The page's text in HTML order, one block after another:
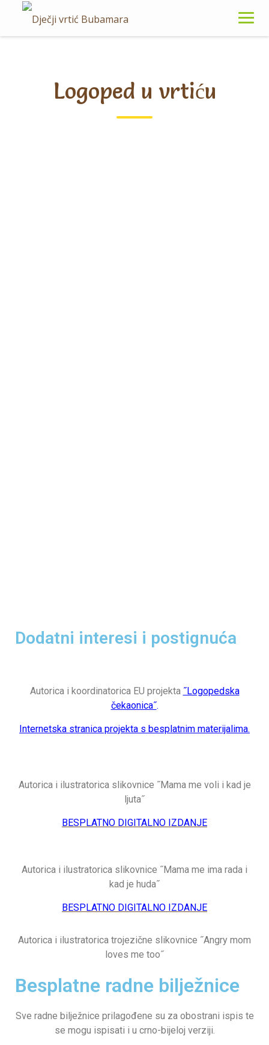
Logoped u vrtiću
Dodatni interesi i postignuća
Autorica i koordinatorica EU projekta ˝Logopedska
čekaonica˝.
Internetska stranica projekta s besplatnim materijalima.
Autorica i ilustratorica slikovnice ˝Mama me voli i kad je
ljuta˝
BESPLATNO DIGITALNO IZDANJE
Autorica i ilustratorica slikovnice ˝Mama me ima rada i
kad je huda˝
BESPLATNO DIGITALNO IZDANJE
Autorica i ilustratorica trojezične slikovnice ˝Angry mom
loves me too˝
Besplatne radne bilježnice
Sve radne bilježnice prilagođene su za obostrani ispis te
se mogu ispisati i u crno-bijeloj verziji.